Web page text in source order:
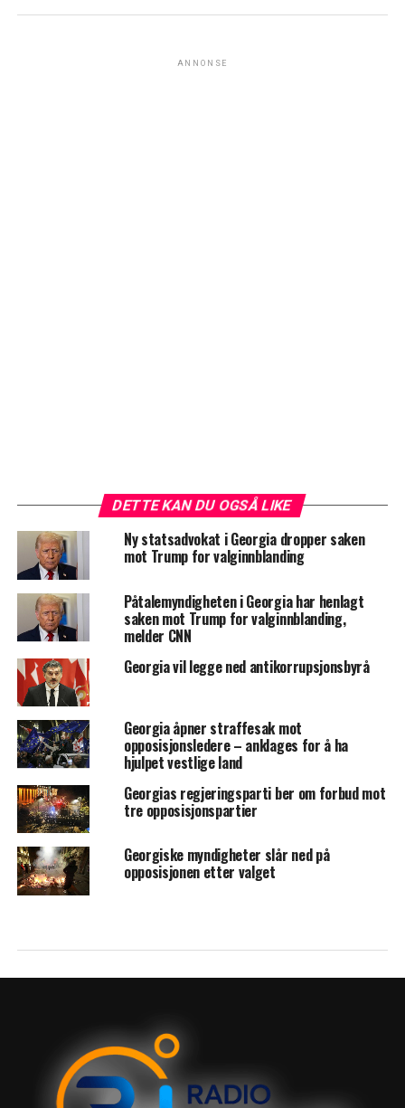
ANNONSE
DETTE KAN DU OGSÅ LIKE
Ny statsadvokat i Georgia dropper saken
mot Trump for valginnblanding
Påtalemyndigheten i Georgia har henlagt
saken mot Trump for valginnblanding,
melder CNN
Georgia vil legge ned antikorrupsjonsbyrå
Georgia åpner straffesak mot
opposisjonsledere – anklages for å ha
hjulpet vestlige land
Georgias regjeringsparti ber om forbud mot
tre opposisjonspartier
Georgiske myndigheter slår ned på
opposisjonen etter valget